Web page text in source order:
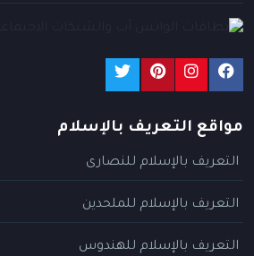
مواقع التعريف بالإسلام
التعريف بالإسلام للنصارى
التعريف بالإسلام للملحدين
التعريف بالإسلام للهندوس